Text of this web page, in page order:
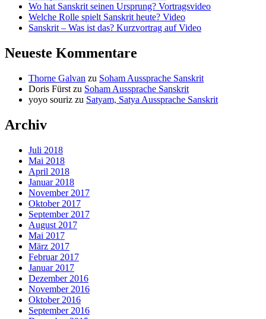
Wo hat Sanskrit seinen Ursprung? Vortragsvideo
Welche Rolle spielt Sanskrit heute? Video
Sanskrit – Was ist das? Kurzvortrag auf Video
Neueste Kommentare
Thorne Galvan zu Soham Aussprache Sanskrit
Doris Fürst zu Soham Aussprache Sanskrit
yoyo souriz zu Satyam, Satya Aussprache Sanskrit
Archiv
Juli 2018
Mai 2018
April 2018
Januar 2018
November 2017
Oktober 2017
September 2017
August 2017
Mai 2017
März 2017
Februar 2017
Januar 2017
Dezember 2016
November 2016
Oktober 2016
September 2016